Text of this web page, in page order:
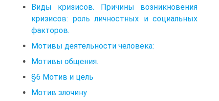
Виды кризисов. Причины возникновения
кризисов: роль личностных и социальных
факторов.
Мотивы деятельности человека:
Мотивы общения.
§6 Мотив и цель
Мотив злочину